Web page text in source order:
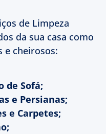
de Limpeza
da sua casa como
e cheirosos:
de Sofá;
e Persianas;
e Carpetes;